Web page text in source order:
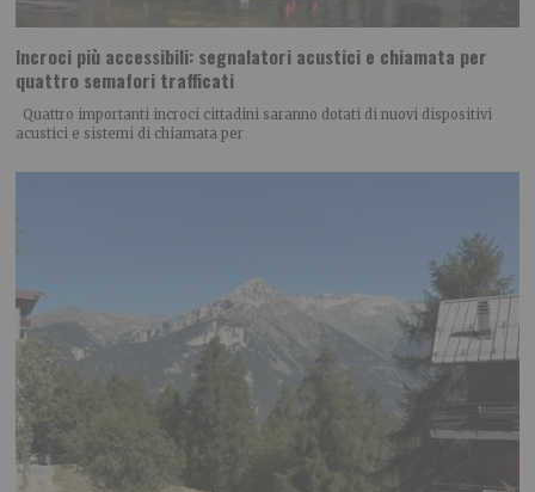
Incroci più accessibili: segnalatori acustici e chiamata per
quattro semafori trafficati
Quattro importanti incroci cittadini saranno dotati di nuovi dispositivi
acustici e sistemi di chiamata per